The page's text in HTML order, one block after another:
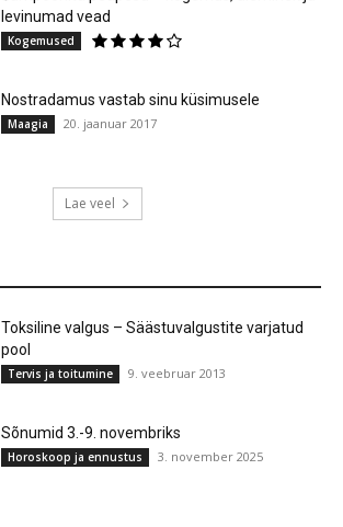
levinumad vead
Kogemused
Nostradamus vastab sinu küsimusele
Maagia 20. jaanuar 2017
Lae veel
Toksiline valgus – Säästuvalgustite varjatud
pool
Tervis ja toitumine 9. veebruar 2013
Sõnumid 3.-9. novembriks
Horoskoop ja ennustus 3. november 2025